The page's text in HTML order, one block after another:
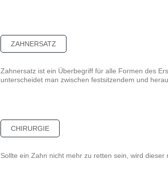
ZAHNERSATZ
Zahnersatz ist ein Überbegriff für alle Formen des
unterscheidet man zwischen festsitzendem und
CHIRURGIE
Sollte ein Zahn nicht mehr zu retten sein, wird dieser